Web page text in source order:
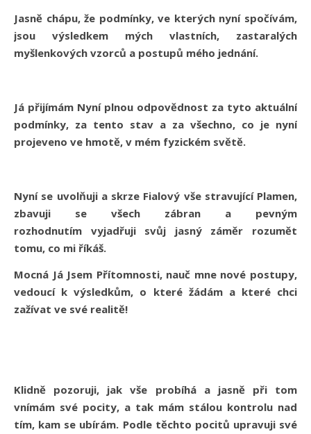
Jasně chápu, že podmínky, ve kterých nyní spočívám,
jsou výsledkem mých vlastních, zastaralých
myšlenkových vzorců a postupů mého jednání.
Já přijímám Nyní plnou odpovědnost za tyto aktuální
podmínky, za tento stav a za všechno, co je nyní
projeveno ve hmotě, v mém fyzickém světě.
Nyní se uvolňuji a skrze Fialový vše stravující Plamen,
zbavuji se všech zábran a pevným
rozhodnutím vyjadřuji svůj jasný záměr rozumět
tomu, co mi říkáš.
Mocná Já Jsem Přítomnosti, nauč mne nové postupy,
vedoucí k výsledkům, o které žádám a které chci
zažívat ve své realitě!
Klidně pozoruji, jak vše probíhá a jasně při tom
vnímám své pocity, a tak mám stálou kontrolu nad
tím, kam se ubírám. Podle těchto pocitů upravuji své